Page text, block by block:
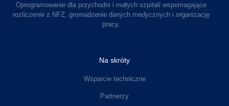
Oprogramowanie dla przychodni i małych szpitali wspomagające
rozliczenie z NFZ, gromadzenie danych medycznych i organizację
pracy.
Na skróty
Wsparcie techniczne
Partnerzy